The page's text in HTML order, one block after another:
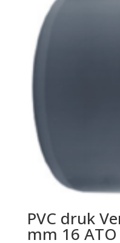
PVC druk
mm 16 ATO